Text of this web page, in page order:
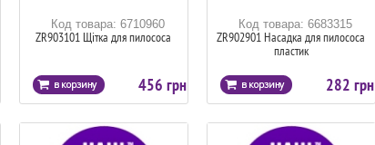
Код товара: 6710960
ZR903101 Щітка для пилососа
456 грн
Код товара: 6683315
ZR902901 Насадка для пилососа
пластик
282 грн